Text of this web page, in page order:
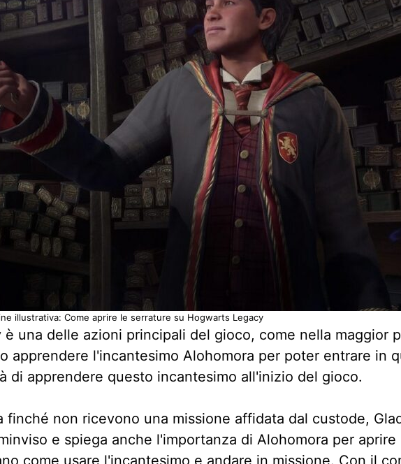
illustrativa: Come aprire le serrature su Hogwarts Legacy
una delle azioni principali del gioco, come nella maggior
apprendere l'incantesimo Alohomora per poter entrare in
di apprendere questo incantesimo all'inizio del gioco.
non ricevono una missione affidata dal custode,
e spiega anche l'importanza di Alohomora per
come usare l'incantesimo e andare in missione. Con il